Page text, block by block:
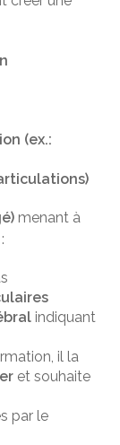
(ex.:
menant à
indiquant
il la
et souhaite
par le